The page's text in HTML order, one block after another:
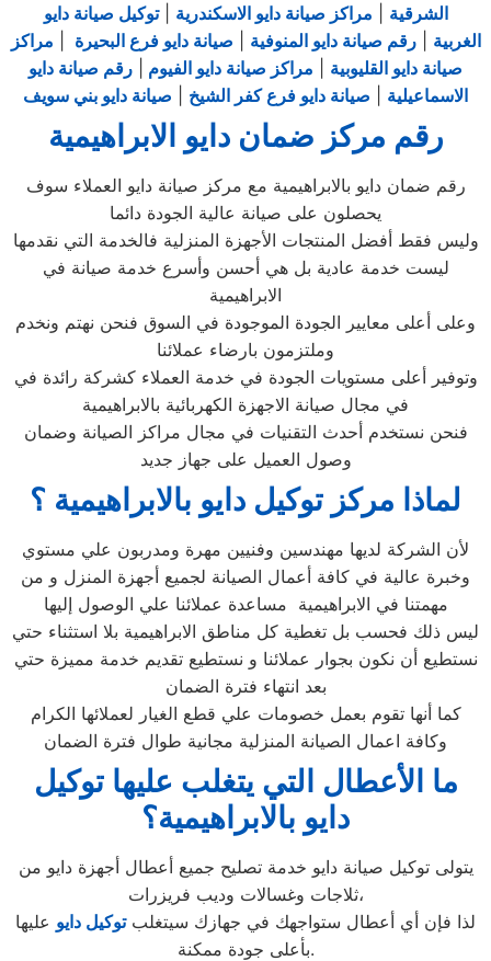
الشرقية
مراكز صيانة دايو الاسكندرية |توكيل صيانة دايو
الغربية |رقم صيانة دايو المنوفية صيانة دايو فرع البحيرة
مراكز
صيانة دايو القليوبية
مراكز صيانة دايو الفيوم
رقم صيانة دايو
الاسماعيلية
صيانة دايو فرع كفر الشيخ صيانة دايو بني سويف
رقم مركز ضمان دايو الابراهيمية
رقم ضمان دايو بالابراهيمية مع مركز صيانة دايو العملاء سوف
يحصلون على صيانة عالية الجودة دائما
وليس فقط أفضل المنتجات الأجهزة المنزلية فالخدمة التي نقدمها
ليست خدمة عادية بل هي أحسن وأسرع خدمة صيانة في
الابراهيمية
وعلى أعلى معايير الجودة الموجودة في السوق فنحن نهتم ونخدم
وملتزمون بارضاء عملائنا
وتوفير أعلى مستويات الجودة في خدمة العملاء كشركة رائدة في
في مجال صيانة الاجهزة الكهربائية بالابراهيمية
فنحن نستخدم أحدث التقنيات في مجال مراكز الصيانة وضمان
وصول العميل على جهاز جديد
لماذا مركز توكيل دايو بالابراهيمية ؟
لأن الشركة لديها مهندسين وفنيين مهرة ومدربون علي مستوي
وخبرة عالية في كافة أعمال الصيانة لجميع أجهزة المنزل و من
مهمتنا في الابراهيمية مساعدة عملائنا علي الوصول إليها
ليس ذلك فحسب بل تغطية كل مناطق الابراهيمية بلا استثناء حتي
نستطيع أن نكون بجوار عملائنا و نستطيع تقديم خدمة مميزة حتي
بعد انتهاء فترة الضمان
كما أنها تقوم بعمل خصومات علي قطع الغيار لعملائها الكرام
وكافة اعمال الصيانة المنزلية مجانية طوال فترة الضمان
ما الأعطال التي يتغلب عليها توكيل
دايو بالابراهيمية؟
يتولى توكيل صيانة دايو خدمة تصليح جميع أعطال أجهزة دايو من
ثلاجات وغسالات وديب فريزرات،
لذا فإن أي أعطال ستواجهك في جهازك سيتغلبتوكيل دايو عليها
بأعلى جودة ممكنة.